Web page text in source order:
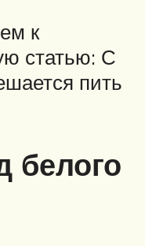
к
статью: С
пить
белого